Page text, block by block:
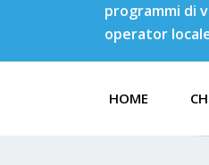
programmi di
operator
HOME